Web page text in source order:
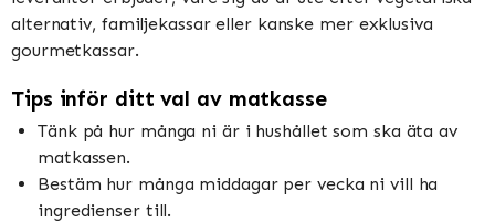
alternativ, familjekassar eller kanske mer exklusiva
gourmetkassar.
Tips inför ditt val av matkasse
Tänk på hur många ni är i hushållet som ska äta av
matkassen.
Bestäm hur många middagar per vecka ni vill ha
ingredienser till.